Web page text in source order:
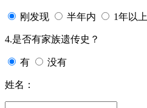
刚发现 半年内 1年以上
4.是否有家族遗传史？
有 没有
姓名：